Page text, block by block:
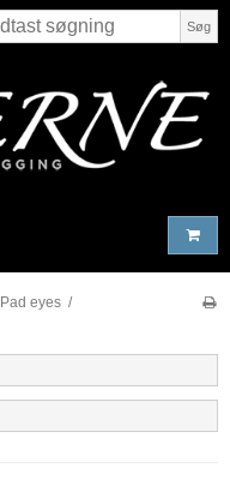
Søg
Pad eyes /